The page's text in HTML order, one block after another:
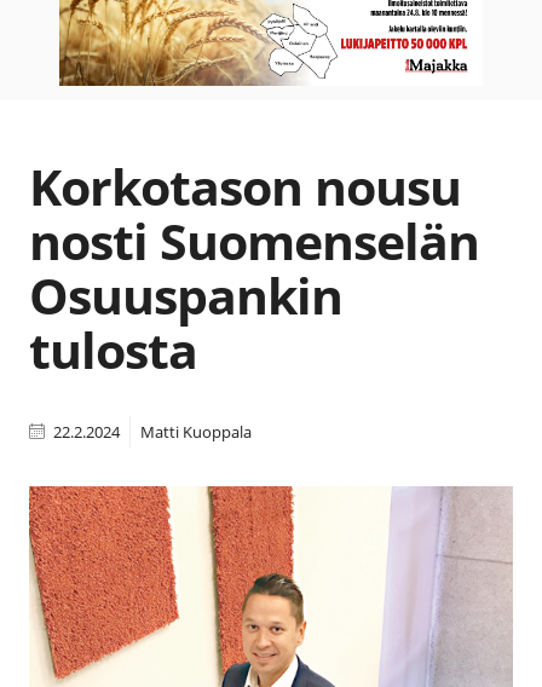
Korkotason nousu
nosti Suomenselän
Osuuspankin
tulosta
22.2.2024 Matti Kuoppala